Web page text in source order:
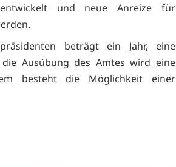
und neue Anreize für
beträgt ein Jahr, eine
Ausübung des Amtes wird eine
besteht die Möglichkeit einer